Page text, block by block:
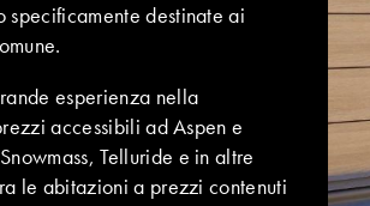
destinate ai
esperienza nella
accessibili ad Aspen e
Telluride e in altre
le abitazioni a prezzi contenuti